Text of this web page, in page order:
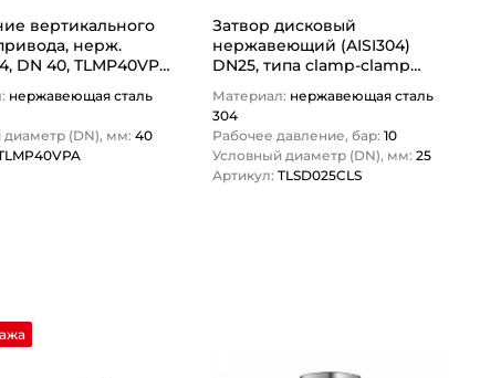
вертикального
нерж.
DN 40, TLMP40VPA
нержавеющая сталь
диаметр (DN), мм: 40
Затвор дисковый
нержавеющий (AISI304)
DN25, типа clamp-clamp
Материал: нержавеющая сталь
304
Рабочее давление, бар: 10
Условный диаметр (DN), мм: 25
Артикул: TLSD025CLS